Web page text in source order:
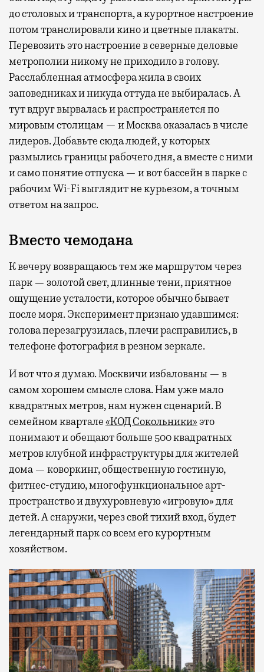
до столовых и транспорта, а курортное настроение
потом транслировали кино и цветные плакаты.
Перевозить это настроение в северные деловые
метрополии никому не приходило в голову.
Расслабленная атмосфера жила в своих
заповедниках и никуда оттуда не выбиралась. А
тут вдруг вырвалась и распространяется по
мировым столицам — и Москва оказалась в числе
лидеров. Добавьте сюда людей, у которых
размылись границы рабочего дня, а вместе с ними
и само понятие отпуска — и вот бассейн в парке с
рабочим Wi-Fi выглядит не курьезом, а точным
ответом на запрос.
Вместо чемодана
К вечеру возвращаюсь тем же маршрутом через
парк — золотой свет, длинные тени, приятное
ощущение усталости, которое обычно бывает
после моря. Эксперимент признаю удавшимся:
голова перезагрузилась, плечи расправились, в
телефоне фотография в резном зеркале.
И вот что я думаю. Москвичи избалованы — в
самом хорошем смысле слова. Нам уже мало
квадратных метров, нам нужен сценарий. В
семейном квартале«КОД Сокольники»это
понимают и обещают больше 500 квадратных
метров клубной инфраструктуры для жителей
дома — коворкинг, общественную гостиную,
фитнес-студию, многофункциональное арт-
пространство и двухуровневую «игровую» для
детей. А снаружи, через свой тихий вход, будет
легендарный парк со всем его курортным
хозяйством.